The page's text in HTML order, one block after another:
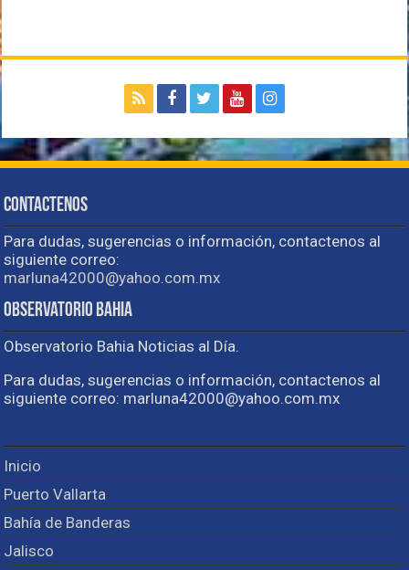
Contactenos
Para dudas, sugerencias o información, contactenos al
siguiente correo:
marluna42000@yahoo.com.mx
Observatorio Bahia
Observatorio Bahia Noticias al Día.
Para dudas, sugerencias o información, contactenos al
siguiente correo: marluna42000@yahoo.com.mx
Inicio
Puerto Vallarta
Bahía de Banderas
Jalisco